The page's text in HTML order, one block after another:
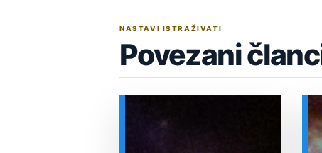
NASTAVI ISTRAŽIVATI
Povezani